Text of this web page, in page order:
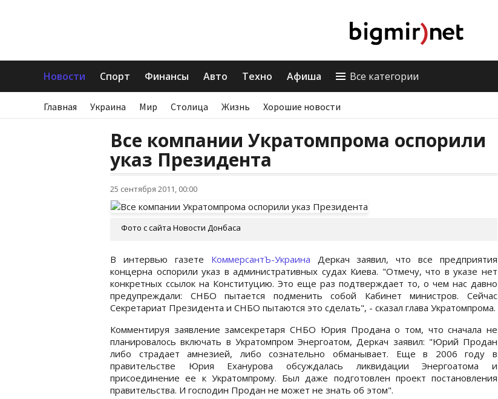
Новости Спорт Финансы Авто Техно Афиша Все категории
Главная Украина Мир Столица Жизнь Хорошие новости
Все компании Укратомпрома оспорили
указ Президента
25 сентября 2011, 00:00
Фото с сайта Новости Донбаса
В интервью газете КоммерсантЪ-Украина Деркач заявил, что все предприятия
концерна оспорили указ в административных судах Киева. "Отмечу, что в указе нет
конкретных ссылок на Конституцию. Это еще раз подтверждает то, о чем нас давно
предупреждали: СНБО пытается подменить собой Кабинет министров. Сейчас
Секретариат Президента и СНБО пытаются это сделать", - сказал глава Укратомпрома.
Комментируя заявление замсекретаря СНБО Юрия Продана о том, что сначала не
планировалось включать в Укратомпром Энергоатом, Деркач заявил: "Юрий Продан
либо страдает амнезией, либо сознательно обманывает. Еще в 2006 году в
правительстве Юрия Еханурова обсуждалась ликвидации Энергоатома и
присоединение ее к Укратомпрому. Был даже подготовлен проект постановления
правительства. И господин Продан не может не знать об этом".